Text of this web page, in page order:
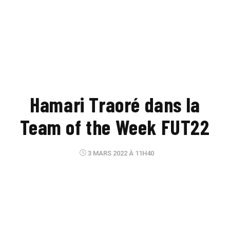
Hamari Traoré dans la
Team of the Week FUT22
3 MARS 2022 À 11H40